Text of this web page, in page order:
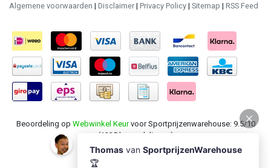
Algemene voorwaarden | Disclaimer | Privacy Policy | Sitemap | RSS Feed
Beoordeling op Webwinkel Keurvoor Sportprijzenwarehouse: 9.5/10
(1235 beoordelingen)